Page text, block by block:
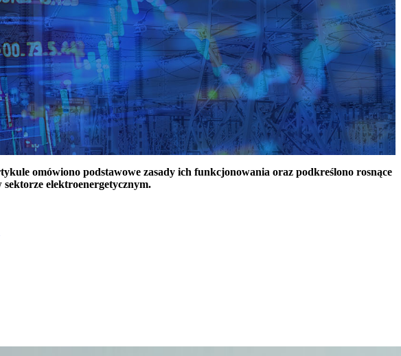
omówiono podstawowe zasady ich funkcjonowania oraz podkreślono rosnące
elektroenergetycznym.